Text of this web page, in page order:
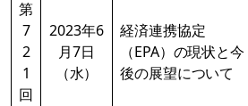
第
7
2
1
回
2023年6
月7日
（水）
経済連携協定
（EPA）の現状と今
後の展望について